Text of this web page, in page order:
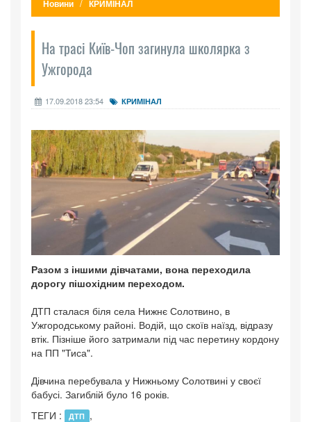
Новини КРИМІНАЛ
На трасі Київ-Чоп загинула школярка з
Ужгорода
17.09.2018 23:54 КРИМІНАЛ
Разом з іншими дівчатами, вона переходила
дорогу пішохідним переходом.
ДТП сталася біля села Нижнє Солотвино, в
Ужгородському районі. Водій, що скоїв наїзд, відразу
втік. Пізніше його затримали під час перетину кордону
на ПП "Тиса".
Дівчина перебувала у Нижньому Солотвині у своєї
бабусі. Загиблій було 16 років.
ТЕГИ :
ДТП ,